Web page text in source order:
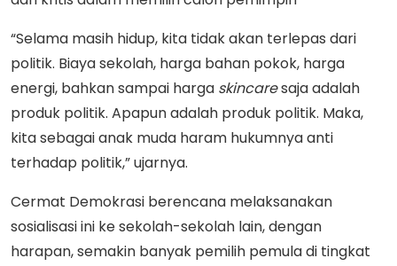
“Selama masih hidup, kita tidak akan terlepas dari
politik. Biaya sekolah, harga bahan pokok, harga
energi, bahkan sampai harga skincaresaja adalah
produk politik. Apapun adalah produk politik. Maka,
kita sebagai anak muda haram hukumnya anti
terhadap politik,” ujarnya.
Cermat Demokrasi berencana melaksanakan
sosialisasi ini ke sekolah-sekolah lain, dengan
harapan, semakin banyak pemilih pemula di tingkat